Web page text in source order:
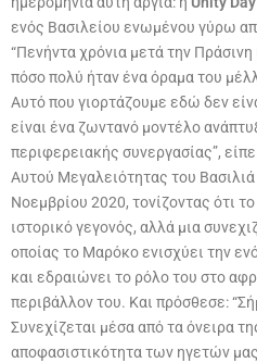
ενός Βασιλείου ενωμένου γύρω
“Πενήντα χρόνια μετά την
πόσο πολύ ήταν ένα όραμα του
Αυτό που γιορτάζουμε εδώ δεν
είναι ένα ζωντανό μοντέλο
περιφερειακής συνεργασίας”,
Αυτού Μεγαλειότητας του
Νοεμβρίου 2020, τονίζοντας ότι
ιστορικό γεγονός, αλλά μια
οποίας το Μαρόκο ενισχύει την
και εδραιώνει το ρόλο του στο
περιβάλλον του. Και πρόσθεσε:
Συνεχίζεται μέσα από τα όνειρα
αποφασιστικότητα των ηγετών